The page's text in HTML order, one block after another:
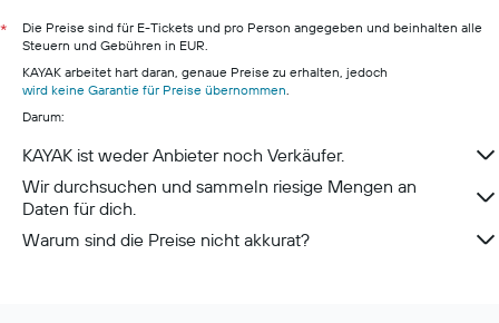
Hotels in Warnemünde
Hotels in Neustadt in Holstein
Hotels in München
Hotels in Berchtesgaden
*
Die Preise sind für E-Tickets und pro Person angegeben und beinhalten alle
Steuern und Gebühren in EUR.
KAYAK arbeitet hart daran, genaue Preise zu erhalten, jedoch
wird keine Garantie für Preise übernommen.
Darum:
KAYAK ist weder Anbieter noch Verkäufer.
Wir durchsuchen und sammeln riesige Mengen an
Daten für dich.
Warum sind die Preise nicht akkurat?